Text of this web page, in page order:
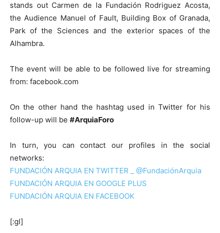
stands out Carmen de la Fundación Rodriguez Acosta,
the Audience Manuel of Fault, Building Box of Granada,
Park of the Sciences and the exterior spaces of the
Alhambra.
The event will be able to be followed live for streaming
from: facebook.com
On the other hand the hashtag used in Twitter for his
follow-up will be #ArquiaForo
In turn, you can contact our profiles in the social
networks:
FUNDACIÓN ARQUIA EN TWITTER _ @FundaciónArquia
FUNDACIÓN ARQUIA EN GOOGLE PLUS
FUNDACIÓN ARQUIA EN FACEBOOK
[:gl]